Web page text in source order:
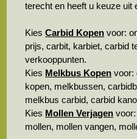
terecht en heeft u keuze uit
KiesCarbid Kopen voor:
prijs, carbit, karbiet, carbid
verkooppunten.
Kies Melkbus Kopen voor:
kopen, melkbussen,
melkbus carbid, carbid
Kies Mollen Verjagen
mollen, mollen vangen,